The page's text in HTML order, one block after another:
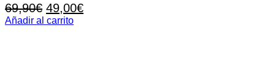
69,90€ El
precio
49,00€El
Añadir al carrito